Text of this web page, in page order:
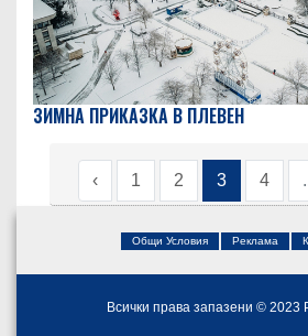
ЗИМНА ПРИКАЗКА В ПЛЕВЕН
‹ 1 2 3 4
Общи Условия Реклама
Всички права запазени © 2023